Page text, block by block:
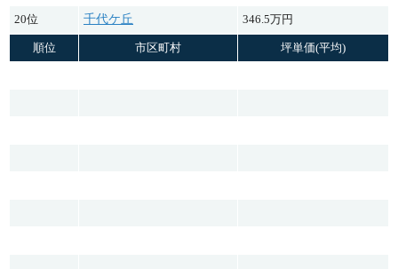
20位 千代ケ丘 346.5万円
順位 市区町村 坪単価(平均)